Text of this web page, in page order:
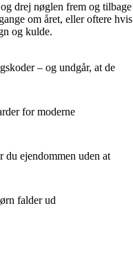
drej nøglen frem og tilbage
om året, eller oftere hvis
og kulde.
– og undgår, at de
for moderne
du ejendommen uden at
falder ud